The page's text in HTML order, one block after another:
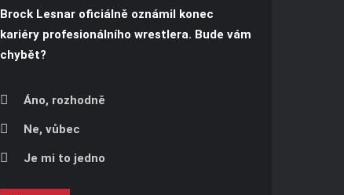
Brock Lesnar oficiálně oznámil konec
kariéry profesionálního wrestlera. Bude vám
chybět?
Áno, rozhodně
Ne, vůbec
Je mi to jedno